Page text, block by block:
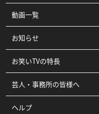
動画一覧
コント
漫才
ピン
その他
お知らせ
お笑いTVの特長
芸人・事務所の皆様へ
ヘルプ